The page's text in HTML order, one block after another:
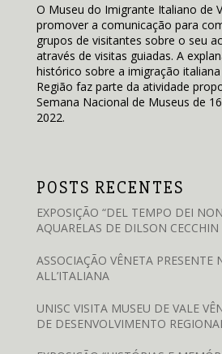
O Museu do Imigrante Italiano de
promover a comunicação para
grupos de visitantes sobre o seu
através de visitas guiadas. A
histórico sobre a imigração
Região faz parte da atividade
Semana Nacional de Museus de
2022.
POSTS RECENTES
EXPOSIÇÃO “DEL TEMPO DEI
AQUARELAS DE DILSON CECCHIN
ASSOCIAÇÃO VÊNETA PRESENTE
ALL’ITALIANA
UNISC VISITA MUSEU DE VALE
DE DESENVOLVIMENTO